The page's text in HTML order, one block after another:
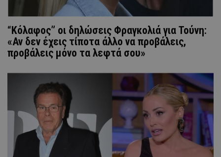
“Κόλαφος” οι δηλώσεις Φραγκολιά για Τούνη:
«Αν δεν έχεις τίποτα άλλο να προβάλεις,
προβάλεις μόνο τα λεφτά σου»